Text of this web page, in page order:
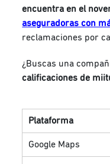
encuentra en el
aseguradoras con
reclamaciones por
¿Buscas una
calificaciones de
Plataforma
Google Maps